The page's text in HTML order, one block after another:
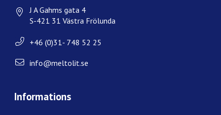
J A Gahms gata 4
S-421 31 Västra Frölunda
+46 (0)31- 748 52 25
info@meltolit.se
Informations